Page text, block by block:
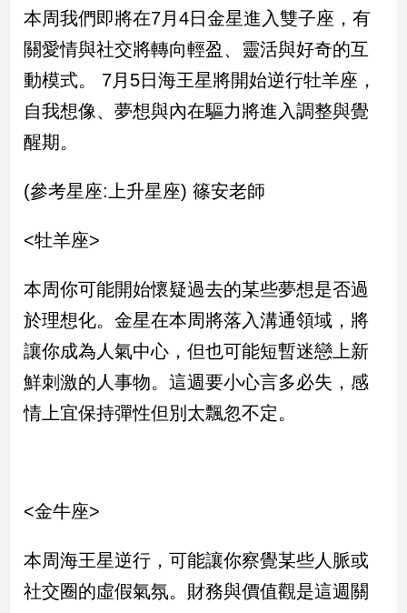
政
治
政
治
焦
品
點
調
會
焦
點
觀
點
際
會/
地
方
本周我們即將在7月4日金星進入雙子座，有
關愛情與社交將轉向輕盈、靈活與好奇的互
動模式。 7月5日海王星將開始逆行牡羊座，
自我想像、夢想與內在驅力將進入調整與覺
醒期。
(參考星座:上升星座) 篠安老師
<牡羊座>
本周你可能開始懷疑過去的某些夢想是否過
於理想化。金星在本周將落入溝通領域，將
讓你成為人氣中心，但也可能短暫迷戀上新
鮮刺激的人事物。這週要小心言多必失，感
情上宜保持彈性但別太飄忽不定。
<金牛座>
本周海王星逆行，可能讓你察覺某些人脈或
社交圈的虛假氣氛。財務與價值觀是這週關